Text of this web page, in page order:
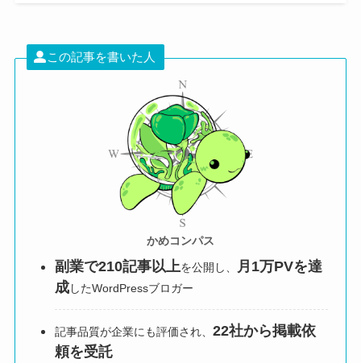
この記事を書いた人
かめコンパス
副業で210記事以上を公開し、
月1万PVを達
成したWordPressブロガー
記事品質が企業にも評価され、22社から掲載依
頼を受託